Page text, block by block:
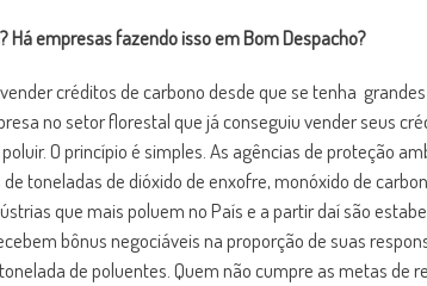
Há empresas fazendo isso em Bom Despacho?
créditos de carbono desde que se tenha
no setor florestal que já conseguiu vender seus
O princípio é simples. As agências de proteção
toneladas de dióxido de enxofre, monóxido de
que mais poluem no País e a partir daí são
bônus negociáveis na proporção de suas
de poluentes. Quem não cumpre as metas de